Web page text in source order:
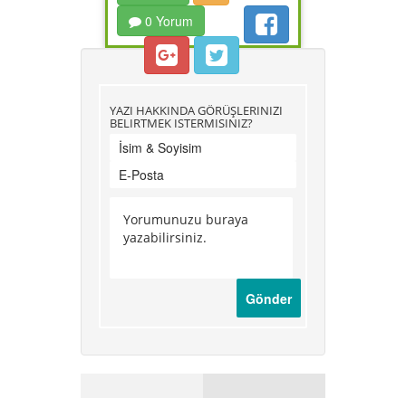
0 Yorum
YAZI HAKKINDA GÖRÜŞLERINIZI
BELIRTMEK ISTERMISINIZ?